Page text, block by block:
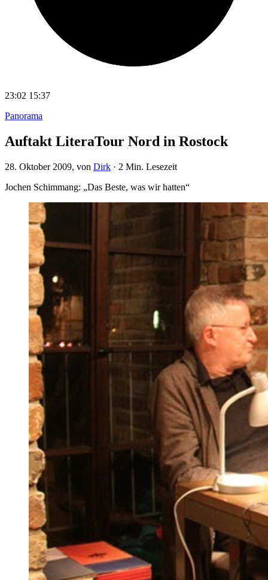
23:02 15:37
Panorama
Auftakt LiteraTour Nord in Rostock
28. Oktober 2009, von Dirk · 2 Min. Lesezeit
Jochen Schimmang: „Das Beste, was wir hatten“